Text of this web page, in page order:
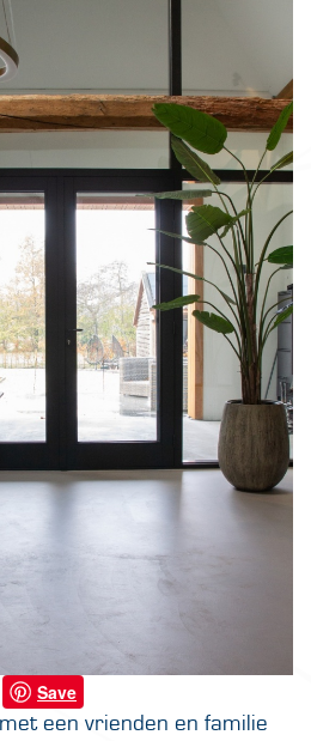
Save
een vrienden en familie